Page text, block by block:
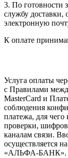
3. По готовности
службу доставки,
электронную
К оплате
Услуга оплаты
с Правилами
MasterCard и
соблюдения
платежа, для
проверки,
каналам связи.
осуществляется
«АЛЬФА-БАНК».